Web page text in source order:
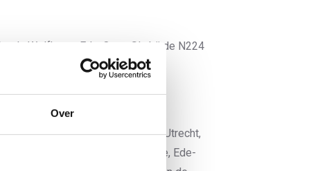
Over
Wolfheze, Ede-Oost. Sla bij de N224
de afslag Papendal.
knooppunt Grijsoord de afslag Utrecht,
afslag 25: Oosterbeek, Wolfheze, Ede-